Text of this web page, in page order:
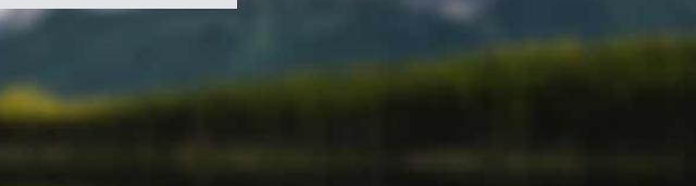
gouvernement
du